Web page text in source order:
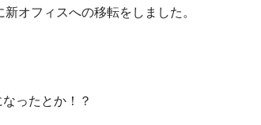
オフィスへの移転をしました。
ったとか！？